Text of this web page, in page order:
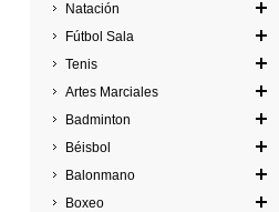
Natación
Fútbol Sala
Tenis
Artes Marciales
Badminton
Béisbol
Balonmano
Boxeo